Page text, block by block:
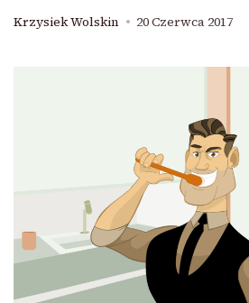
Krzysiek Wolskin 20 Czerwca 2017